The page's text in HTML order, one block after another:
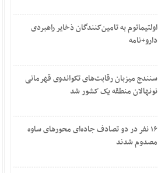
اولتیماتوم به تامین‌کنندگان ذخایر راهبردی
دارو+نامه
سنندج میزبان رقابت‌های تکواندوی قهرمانی
نونهالان منطقه یک کشور شد
۱۶ نفر در دو تصادف جاده‌ای محورهای ساوه
مصدوم شدند